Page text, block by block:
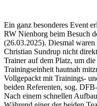
Ein ganz besonderes Event
RW Nienborg beim Besuch
(26.03.2025). Diesmal
Christian Sundrup nicht
Trainer auf dem Platz, um
Trainingseinheit hautnah
Vollgepackt mit Trainings-
beiden Referenten, sog.
Nach einem schnellen